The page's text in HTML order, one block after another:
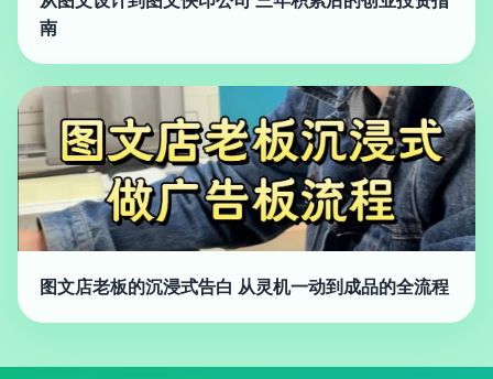
南
图文店老板的沉浸式告白 从灵机一动到成品的全流程